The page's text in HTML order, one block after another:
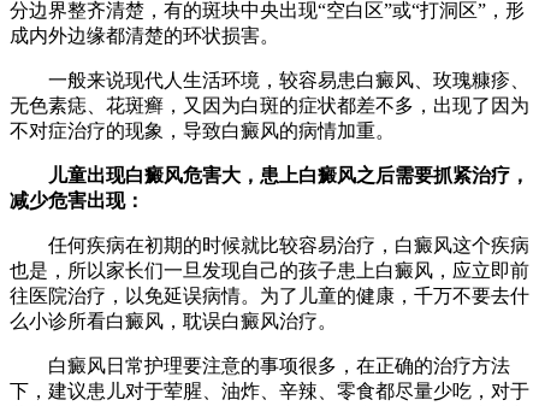
分边界整齐清楚，有的斑块中央出现“空白区”或“打洞区”，形
成内外边缘都清楚的环状损害。
一般来说现代人生活环境，较容易患白癜风、玫瑰糠疹、
无色素痣、花斑癣，又因为白斑的症状都差不多，出现了因为
不对症治疗的现象，导致白癜风的病情加重。
儿童出现白癜风危害大，患上白癜风之后需要抓紧治疗，
减少危害出现：
任何疾病在初期的时候就比较容易治疗，白癜风这个疾病
也是，所以家长们一旦发现自己的孩子患上白癜风，应立即前
往医院治疗，以免延误病情。为了儿童的健康，千万不要去什
么小诊所看白癜风，耽误白癜风治疗。
白癜风日常护理要注意的事项很多，在正确的治疗方法
下，建议患儿对于荤腥、油炸、辛辣、零食都尽量少吃，对于